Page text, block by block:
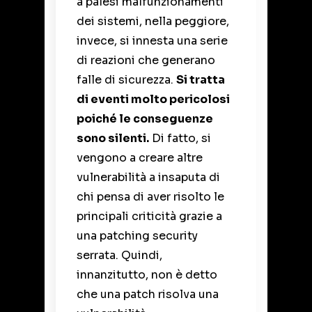
dei sistemi, nella peggiore,
invece, si innesta una serie
di reazioni che generano
falle di sicurezza. Si tratta
di eventi molto pericolosi
poiché le conseguenze
sono silenti. Di fatto, si
vengono a creare altre
vulnerabilità a insaputa di
chi pensa di aver risolto le
principali criticità grazie a
una patching security
serrata. Quindi,
innanzitutto, non è detto
che una patch risolva una